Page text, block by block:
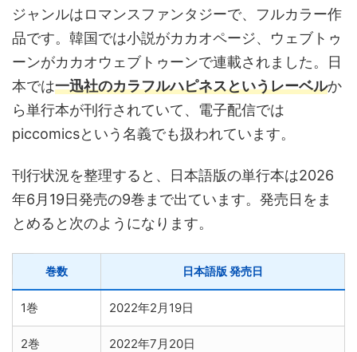
ジャンルはロマンスファンタジーで、フルカラー作
品です。韓国では小説がカカオページ、ウェブトゥ
ーンがカカオウェブトゥーンで連載されました。日
本では一迅社のカラフルハピネスというレーベルか
ら単行本が刊行されていて、電子配信では
piccomicsという名義でも扱われています。
刊行状況を整理すると、日本語版の単行本は2026
年6月19日発売の9巻まで出ています。発売日をま
とめると次のようになります。
巻数 日本語版 発売日
1巻 2022年2月19日
2巻 2022年7月20日